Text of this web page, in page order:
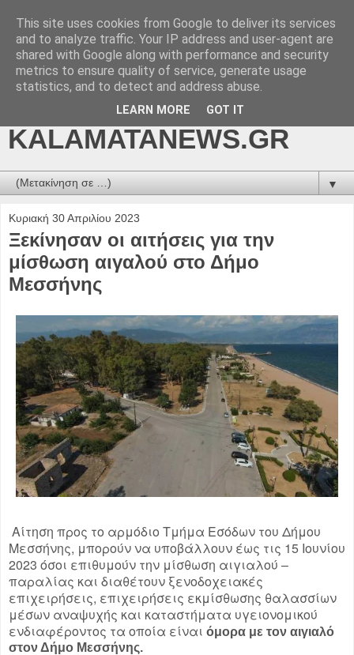
kalamatanews.gr -
ΜΕΣΣΗΝΙΑΚΑ ΝΕΑ
ONLINE-
KALAMATANEWS.GR
▼
Κυριακή 30 Απριλίου 2023
Ξεκίνησαν οι αιτήσεις για την
μίσθωση αιγαλού στο Δήμο
Μεσσήνης
Αίτηση προς το αρμόδιο Τμήμα Εσόδων του Δήμου
Μεσσήνης, μπορούν να υποβάλλουν έως τις 15 Ιουνίου
2023 όσοι επιθυμούν την μίσθωση αιγιαλού –
παραλίας και διαθέτουν ξενοδοχειακές
επιχειρήσεις, επιχειρήσεις εκμίσθωσης θαλασσίων
μέσων αναψυχής και καταστήματα υγειονομικού
ενδιαφέροντος τα οποία είναι όμορα με τον αιγιαλό
στον Δήμο Μεσσήνης.
This site uses cookies from Google to deliver its services
and to analyze traffic. Your IP address and user-agent are
shared with Google along with performance and security
metrics to ensure quality of service, generate usage
statistics, and to detect and address abuse.
LEARN MORE GOT IT